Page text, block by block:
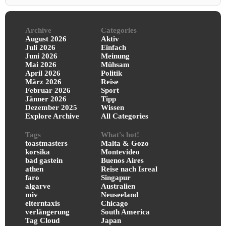
Archive
August 2026
Juli 2026
Juni 2026
Mai 2026
April 2026
März 2026
Februar 2026
Jänner 2026
Dezember 2025
Explore Archive
Categories
Aktiv
Einfach
Meinung
Mühsam
Politik
Reise
Sport
Tipp
Wissen
All Categories
Tags
toastmasters
korsika
bad gastein
athen
faro
algarve
miv
elterntaxis
verlängerung
Tag Cloud
What's hot!
Malta & Gozo
Montevideo
Buenos Aires
Reise nach Isreal
Singapur
Australien
Neuseeland
Chicago
South America
Japan